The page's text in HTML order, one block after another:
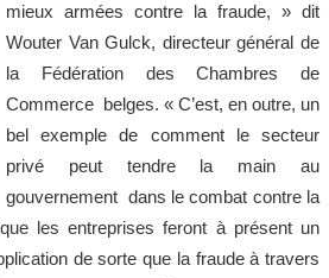
mieux armées contre la fraude, » dit
Wouter Van Gulck, directeur général de
la Fédération des Chambres de
Commerce belges. « C’est, en outre, un
bel exemple de comment le secteur
privé peut tendre la main au
gouvernement dans le combat contre la
les entreprises feront à présent un
de sorte que la fraude à travers